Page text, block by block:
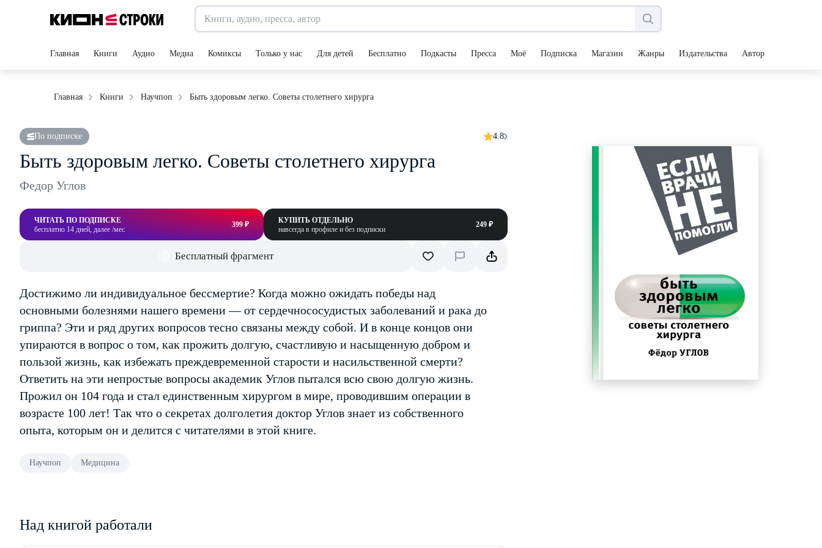
Главная Книги Аудио Медиа Комиксы Только у нас Для детей Бесплатно Подкасты Пресса Моё Подписка Магазин Жанры Издательства Авторы
Главная Книги Научпоп Быть здоровым легко. Советы столетнего хирурга
По подписке 4.8
Быть здоровым легко. Советы столетнего хирурга
Федор Углов
ЧИТАТЬ ПО ПОДПИСКЕ
бесплатно 14 дней, далее /мес
399 ₽
КУПИТЬ ОТДЕЛЬНО
навсегда в профиле и без подписки
249 ₽
Бесплатный фрагмент
Достижимо ли индивидуальное бессмертие? Когда можно ожидать победы над
основными болезнями нашего времени — от сердечнососудистых заболеваний и рака до
гриппа? Эти и ряд других вопросов тесно связаны между собой. И в конце концов они
упираются в вопрос о том, как прожить долгую, счастливую и насыщенную добром и
пользой жизнь, как избежать преждевременной старости и насильственной смерти?
Ответить на эти непростые вопросы академик Углов пытался всю свою долгую жизнь.
Прожил он 104 года и стал единственным хирургом в мире, проводившим операции в
возрасте 100 лет! Так что о секретах долголетия доктор Углов знает из собственного
опыта, которым он и делится с читателями в этой книге.
Научпоп Медицина
Над книгой работали